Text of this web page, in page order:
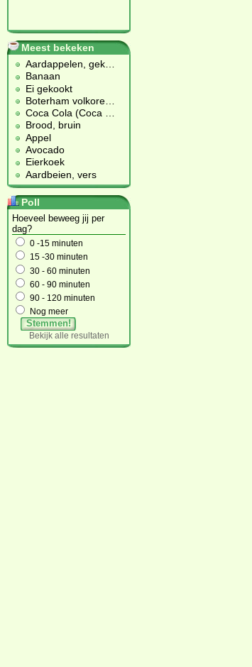
Meest bekeken
Aardappelen, gek
Banaan
Ei gekookt
Boterham volkore
Coca Cola (Coca
Brood, bruin
Appel
Avocado
Eierkoek
Aardbeien, vers
Poll
Hoeveel beweeg jij per
dag?
0 -15 minuten
15 -30 minuten
30 - 60 minuten
60 - 90 minuten
90 - 120 minuten
Nog meer
Stemmen!
Bekijk alle resultaten